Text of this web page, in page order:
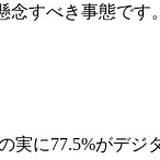
すべき事態です。
に77.5%がデジ